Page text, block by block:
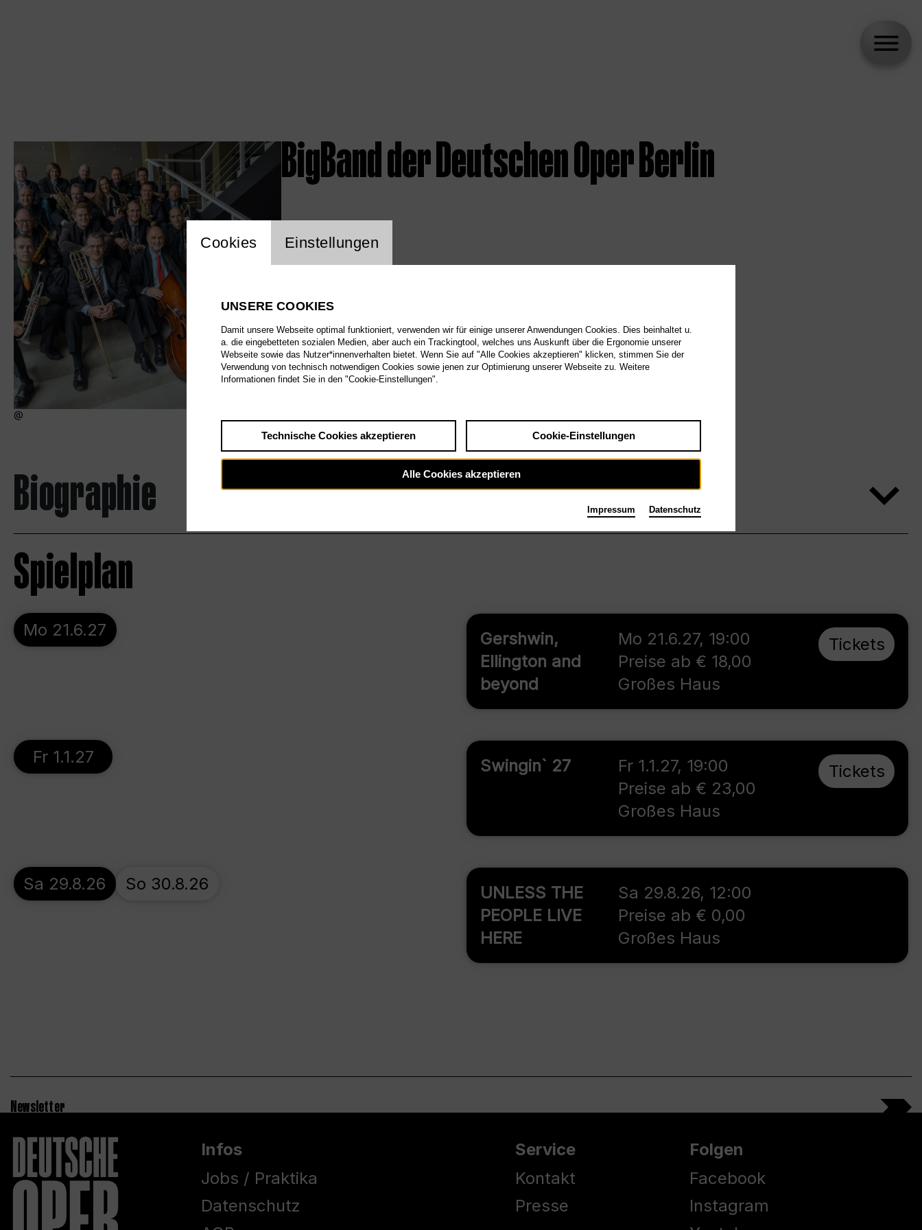
BigBand der Deutschen Oper Berlin
Biographie
Spielplan
Gershwin,
Ellington and
beyond
Mo 21.6.27, 19:00
Preise ab € 18,00
Großes Haus
Tickets
Mo 21.6.27
Swingin` 27 Fr 1.1.27, 19:00
Preise ab € 23,00
Großes Haus
Tickets
Fr 1.1.27
UNLESS THE
PEOPLE LIVE
HERE
Sa 29.8.26, 12:00
Preise ab € 0,00
Großes Haus
Sa 29.8.26 So 30.8.26
Newsletter
Infos
Jobs / Praktika
Datenschutz
Service
Kontakt
Presse
Folgen
Facebook
Instagram
Einstellung Website Cookie
Cookies Einstellungen
UNSERE COOKIES
Damit unsere Webseite optimal funktioniert, verwenden wir für einige unserer Anwendungen Cookies. Dies beinhaltet u.
a. die eingebetteten sozialen Medien, aber auch ein Trackingtool, welches uns Auskunft über die Ergonomie unserer
Webseite sowie das Nutzer*innenverhalten bietet. Wenn Sie auf "Alle Cookies akzeptieren" klicken, stimmen Sie der
Verwendung von technisch notwendigen Cookies sowie jenen zur Optimierung unserer Webseite zu. Weitere
Informationen findet Sie in den "Cookie-Einstellungen".
Technische Cookies akzeptieren Cookie-Einstellungen
Alle Cookies akzeptieren
Impressum Datenschutz